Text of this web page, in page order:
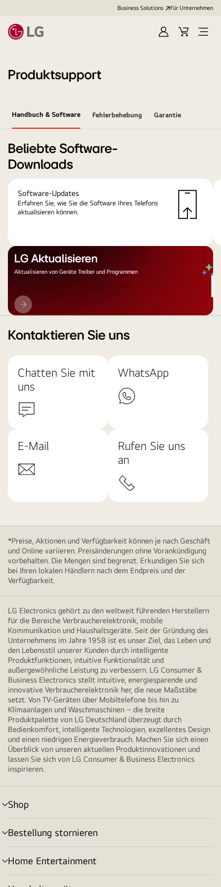
Business Solutions Für Unternehmen
Anmelden
Cart
Open
Produktsupport
Handbuch & Software Fehlerbehebung Garantie
Beliebte Software-
Downloads
Software-Updates
Erfahren Sie, wie Sie die Software Ihres Telefons
aktualisieren können.
LG Aktualisieren
Aktualisieren von Geräte Treiber und Programmen
LG
Aktualisieren
Kontaktieren Sie uns
Chatten Sie mit
uns
WhatsApp
E-Mail
Rufen Sie uns
an
*Preise, Aktionen und Verfügbarkeit können je nach Geschäft
und Online variieren. Preisänderungen ohne Vorankündigung
vorbehalten. Die Mengen sind begrenzt. Erkundigen Sie sich
bei Ihren lokalen Händlern nach dem Endpreis und der
Verfügbarkeit.
LG Electronics gehört zu den weltweit führenden Herstellern
für die Bereiche Verbraucherelektronik, mobile
Kommunikation und Haushaltsgeräte. Seit der Gründung des
Unternehmens im Jahre 1958 ist es unser Ziel, das Leben und
den Lebensstil unserer Kunden durch intelligente
Produktfunktionen, intuitive Funktionalität und
außergewöhnliche Leistung zu verbessern. LG Consumer &
Business Electronics stellt intuitive, energiesparende und
innovative Verbraucherelektronik her, die neue Maßstäbe
setzt. Von TV-Geräten über Mobiltelefone bis hin zu
Klimaanlagen und Waschmaschinen – die breite
Produktpalette von LG Deutschland überzeugt durch
Bedienkomfort, intelligente Technologien, exzellentes Design
und einen niedrigen Energieverbrauch. Machen Sie sich einen
Überblick von unseren aktuellen Produktinnovationen und
lassen Sie sich von LG Consumer & Business Electronics
inspirieren.
Shop
Menü
umschalten
Bestellung stornieren
Menü
umschalten
Home Entertainment
Menü
umschalten